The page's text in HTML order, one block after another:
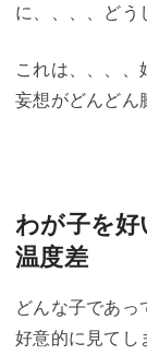
に、、、、どう
これは、、、、
妄想がどんどん
わが子を
温度差
どんな子であっ
好意的に見てし